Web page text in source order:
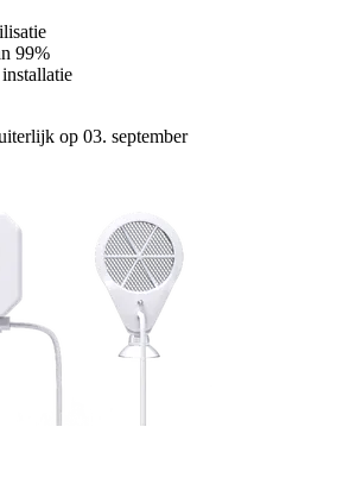
99%
op 03. september